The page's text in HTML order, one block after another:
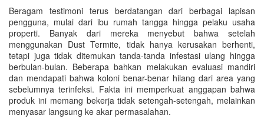
Beragam testimoni terus berdatangan dari berbagai lapisan
pengguna, mulai dari ibu rumah tangga hingga pelaku usaha
properti. Banyak dari mereka menyebut bahwa setelah
menggunakan Dust Termite, tidak hanya kerusakan berhenti,
tetapi juga tidak ditemukan tanda-tanda infestasi ulang hingga
berbulan-bulan. Beberapa bahkan melakukan evaluasi mandiri
dan mendapati bahwa koloni benar-benar hilang dari area yang
sebelumnya terinfeksi. Fakta ini memperkuat anggapan bahwa
produk ini memang bekerja tidak setengah-setengah, melainkan
menyasar langsung ke akar permasalahan.